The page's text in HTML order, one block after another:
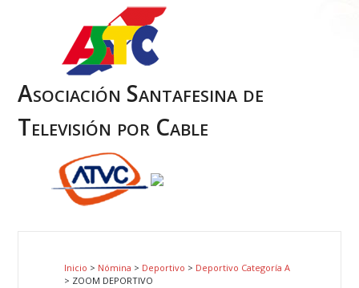
Asociación Santafesina de
Televisión por Cable
Inicio > Nómina > Deportivo > Deportivo Categoría A
> ZOOM DEPORTIVO